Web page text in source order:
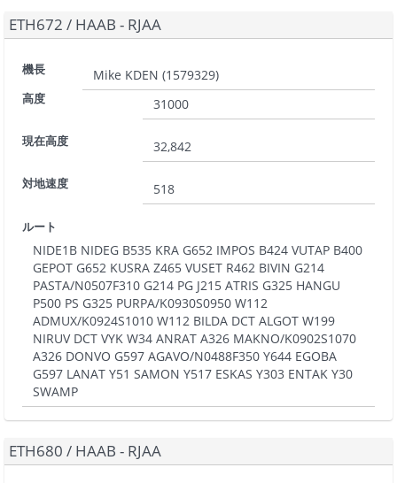
ETH672 / HAAB - RJAA
機長 Mike KDEN (1579329)
高度 31000
現在高度 32,842
対地速度 518
ルート
NIDE1B NIDEG B535 KRA G652 IMPOS B424 VUTAP B400
GEPOT G652 KUSRA Z465 VUSET R462 BIVIN G214
PASTA/N0507F310 G214 PG J215 ATRIS G325 HANGU
P500 PS G325 PURPA/K0930S0950 W112
ADMUX/K0924S1010 W112 BILDA DCT ALGOT W199
NIRUV DCT VYK W34 ANRAT A326 MAKNO/K0902S1070
A326 DONVO G597 AGAVO/N0488F350 Y644 EGOBA
G597 LANAT Y51 SAMON Y517 ESKAS Y303 ENTAK Y30
SWAMP
ETH680 / HAAB - RJAA